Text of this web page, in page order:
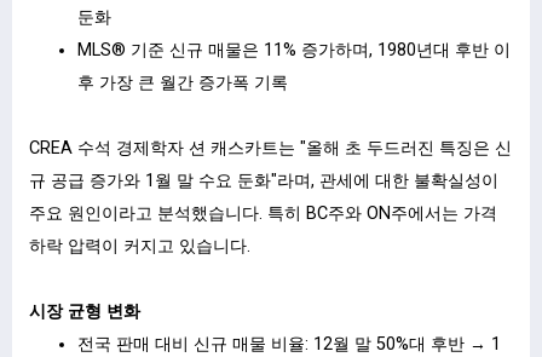
둔화
MLS® 기준 신규 매물은 11% 증가하며, 1980년대 후반 이
후 가장 큰 월간 증가폭 기록
CREA 수석 경제학자 션 캐스카트는 "올해 초 두드러진 특징은 신
규 공급 증가와 1월 말 수요 둔화"라며, 관세에 대한 불확실성이
주요 원인이라고 분석했습니다. 특히 BC주와 ON주에서는 가격
하락 압력이 커지고 있습니다.
시장 균형 변화
전국 판매 대비 신규 매물 비율: 12월 말 50%대 후반 → 1